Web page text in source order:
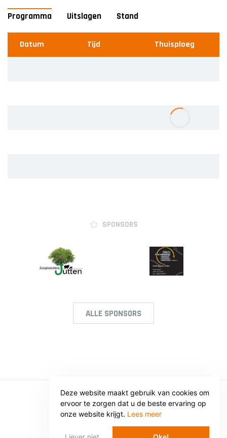
Deze website maakt gebruik van cookies om
ervoor te zorgen dat u de beste ervaring op
onze website krijgt. Lees meer
Programma Uitslagen Stand
Datum Tijd Thuisploeg
Datum Uitploeg
#
SPONSORS
ALLE SPONSORS
© SV VOORWAARTS TWELLO